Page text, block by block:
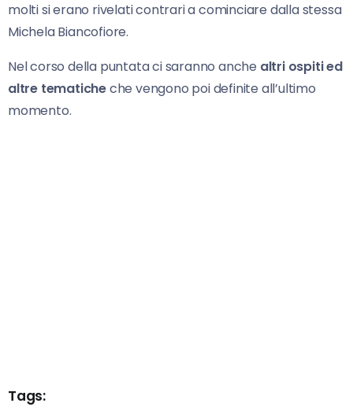
molti si erano rivelati contrari a cominciare dalla stessa
Michela Biancofiore.
Nel corso della puntata ci saranno anche altri ospiti ed
altre tematicheche vengono poi definite all’ultimo
momento.
Tags: